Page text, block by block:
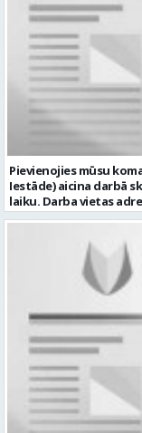
garantijas veselības
profesionālu darba
automobiļa vadītājs”
valmiera.lv personīgi
administrācijas ēkas
novads, personāla
Sazināsimies ar
kārtai. * Iesniegtos
konkursa kārtībā
kandidāts vēlas, lai
VALMIERA” iekšējā
VALMIERA” personāla
lūdzam kandidātam
saglabāšanai. Profesija: AUTOMOBIĻA VADĪTĀJS Darba vietas adrese:
LATVIJA, Brandeļi,
veids: Maiņu darbs
skaits: 1 Aktuāla līdz:
vakancei lūdzu sūtīt
Pievienojies mūsu
Iestāde) aicina darbā
laiku. Darba vietas adrese:
nodrošināt skaņas un
operatora
Iestādes; piemērot
pasākumos, plānot
procesu, kā arī veikt
piedalīties Iestādes
nobūvē, sniegtu
tehnisko un
noteikumus; un ja Tev ir: vismaz divu gadu pieredze līdzīgā darbā vai
amatā; labas datorprasmes; valsts valodas prasmes atbilstoši Valsts
valodas likuma prasībām; kompetences: prasme patstāvīgi
lēmumus un
precizitāte; pozitīva